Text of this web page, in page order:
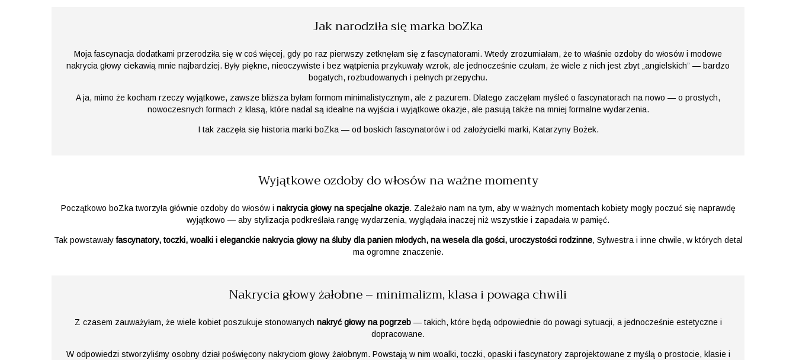
Jak narodziła się marka boZka
Moja fascynacja dodatkami przerodziła się w coś więcej, gdy po raz pierwszy zetknęłam się z fascynatorami. Wtedy zrozumiałam, że to właśnie ozdoby do włosów i modowe
nakrycia głowy ciekawią mnie najbardziej. Były piękne, nieoczywiste i bez wątpienia przykuwały wzrok, ale jednocześnie czułam, że wiele z nich jest zbyt „angielskich” — bardzo
bogatych, rozbudowanych i pełnych przepychu.
A ja, mimo że kocham rzeczy wyjątkowe, zawsze bliższa byłam formom minimalistycznym, ale z pazurem. Dlatego zaczęłam myśleć o fascynatorach na nowo — o prostych,
nowoczesnych formach z klasą, które nadal są idealne na wyjścia i wyjątkowe okazje, ale pasują także na mniej formalne wydarzenia.
I tak zaczęła się historia marki boZka — od boskich fascynatorów i od założycielki marki, Katarzyny Bożek.
Wyjątkowe ozdoby do włosów na ważne momenty
Początkowo boZka tworzyła głównie ozdoby do włosów i nakrycia głowy na specjalne okazje. Zależało nam na tym, aby w ważnych momentach kobiety mogły poczuć się naprawdę
wyjątkowo — aby stylizacja podkreślała rangę wydarzenia, wyglądała inaczej niż wszystkie i zapadała w pamięć.
Tak powstawałyfascynatory, toczki, woalki i eleganckie nakrycia głowy na śluby dla panien młodych, na wesela dla gości, uroczystości rodzinne, Sylwestra i inne chwile, w których detal
ma ogromne znaczenie.
Nakrycia głowy żałobne – minimalizm, klasa i powaga chwili
Z czasem zauważyłam, że wiele kobiet poszukuje stonowanych nakryć głowy na pogrzeb— takich, które będą odpowiednie do powagi sytuacji, a jednocześnie estetyczne i
dopracowane.
W odpowiedzi stworzyliśmy osobny dział poświęcony nakryciom głowy żałobnym. Powstają w nim woalki, toczki, opaski i fascynatory zaprojektowane z myślą o prostocie, klasie i